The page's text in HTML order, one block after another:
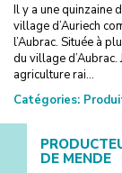
Il y a une quinzaine
village d’Auriech
l’Aubrac. Située à
du village d’Aubrac.
agriculture rai...
Catégories:
DE MENDE